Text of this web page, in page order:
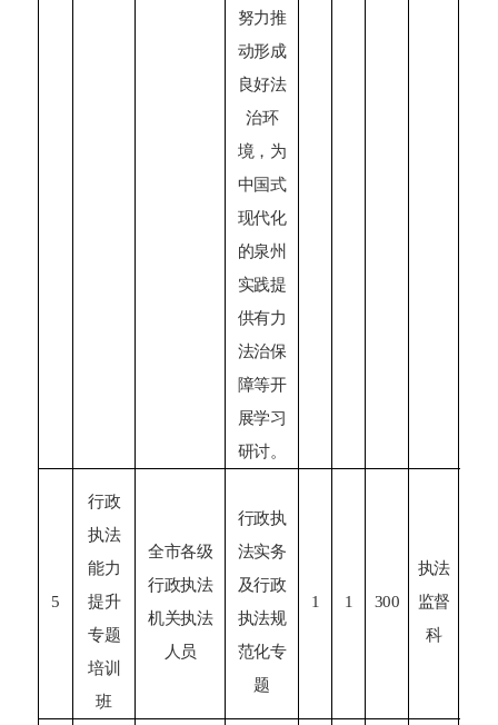
努力推
动形成
良好法
治环
境，为
中国式
现代化
的泉州
实践提
供有力
法治保
障等开
展学习
研讨。
5
行政
执法
能力
提升
专题
培训
班
全市各级
行政执法
机关执法
人员
行政执
法实务
及行政
执法规
范化专
题
1 1 300
执法
监督
科